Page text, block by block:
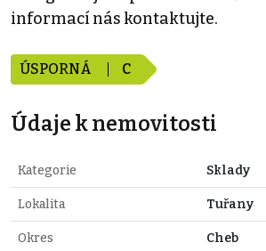
informací nás kontaktujte.
ÚSPORNÁ C
Údaje k nemovitosti
Kategorie Sklady
Lokalita Tuřany
Okres Cheb